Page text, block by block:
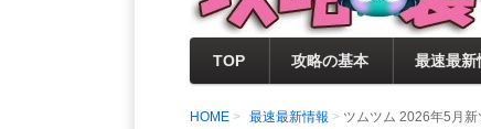
TOP 攻略の基本 最速最新
HOME 最速最新情報 ツムツム 2026年5月